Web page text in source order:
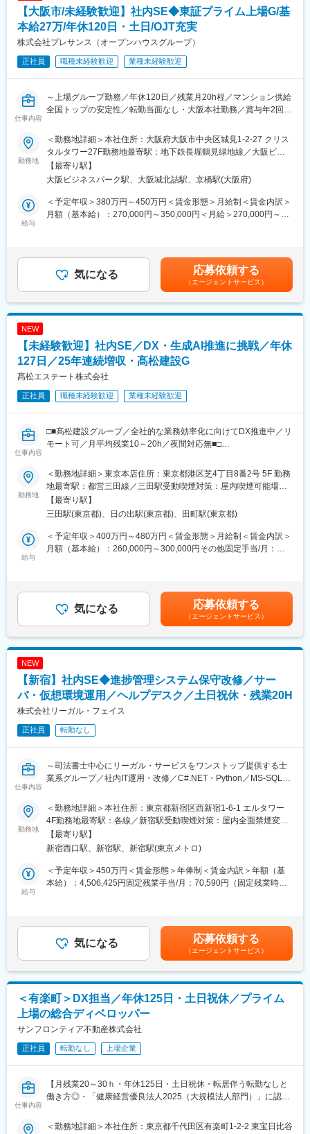
【大阪市/未経験歓迎】社内SE◆東証プライム上場G/基
本給27万/年休120日・土日/OJT充実
株式会社プレサンス（オープンハウスグループ）
正社員 職種未経験歓迎 業種未経験歓迎
仕事内容
～上場グループ勤務／年休120日／残業月20h程／マンション供給
全国トップの安定性／転勤当面なし・大阪本社勤務／賞与年2回／
■当社について
近畿圏・東海圏・首都圏を中心に自社ブランドマンション「プレ
サンスシリーズ」を展開する総合デベロッパーです。
東証プライム上場グループとして業績拡大を続ける中、社内の情
報セキュリティ強化活動を推進してくれる方を募集します。
社員からの問い合わせ対応やPC・スマートフォンの管理など、取
り組みやすい業務からスタートするので未経験でも安心です◎
＊PCやスマートフォンの初期設定、管理
＜慣れてきたら＞
サーバ・ネットワーク運用やセキュリティ対策にも携わります。
＊社内システム、クラウドサービスの運用サポート
＊情報セキュリティ対策の推進
■教育体制
OJTを通じて、問い合わせ対応やPC設定など、基本業務から習得
れます。
実務を通してシステムやネットワークの知識を身につけられる環
境です。
現在は課長代理1名、主任2名の計3名体制
└少数精鋭で、風通しが良い職場です◎
安定性、CM効果や販売実績などによる『ブランド力」、高い品質
に拘った『商品力』は業界トップクラス。
※マンション供給戸数 日本1位／近畿圏16年連続1位／東海圏14
効な提案は積極的に声をあげて下さい。社員の声を積極的に取り
入れていく環境です。
・残業20ｈ
・年休120日（土日）
・家賃補助あり
・転勤無し（キャリアアップによって打診することはございます
変更の範囲：会社の定める業務
勤務地
＜勤務地詳細＞本社住所：大阪府大阪市中央区城見1-2-27 クリス
タルタワー27F勤務地最寄駅：地下鉄長堀鶴見緑地線／大阪ビジ
ネスパーク駅受動喫煙対策：屋内全面禁煙変更の範囲：会社の定
める事業所
【最寄り駅】
大阪ビジネスパーク駅、大阪城北詰駅、京橋駅(大阪府)
給与
＜予定年収＞380万円～450万円＜賃金形態＞月給制＜賃金内訳＞
月額（基本給）：270,000円～350,000円＜月給＞270,000円～
り、選考を通じて上下する可能性があります。月給(月額)は固定手
当を含めた表記です。
気になる 応募依頼する
（エージェントサービス）
NEW
【未経験歓迎】社内SE／DX・生成AI推進に挑戦／年休
127日／25年連続増収・髙松建設G
髙松エステート株式会社
正社員 職種未経験歓迎 業種未経験歓迎
仕事内容
□■髙松建設グループ／全社的な業務効率化に向けてDX推進中／リ
モート可／月平均残業10～20h／夜間対応無■□
～25年連続増収・髙松建設Gの安定基盤～
未経験から社内SEへ挑戦できる育成ポジションです。
先輩社員によるOJTのもと、PCサポートからスタートし、将来的
にはDX推進や生成AI活用プロジェクトにも携わることができま
す。
髙松建設グループの安定基盤のもと、次世代のIT人材を育成しま
す。
■業務概要：
社内SEとして業務に携わっていただきます。
◇情報システムの構築・運用・保守
◇ネットワーク等インフラの構築・運用・保守
◇社内PC・IT機器に関するヘルプデスク対応
キルアップが可能です。
・全従業員が利用できる研修支援制度もあり、意欲に応じて知識
■魅力：
＜今まさに動いている変革プロジェクトに参画できる＞
kintoneを活用した業務システムの刷新や、生成AIの社内活用検
ジェクトが進行中です。入社後、早い段階から挑戦できる環境で
す。
理・不動産仲介・サブリース・リフォーム・保険代理店業務・介
護事業など、暮らしに密着した幅広い事業を展開しています。
設立以来、オーナー様・入居者様双方の満足度を追求し、25年連
変更の範囲：会社の定める業務
勤務地
＜勤務地詳細＞東京本店住所：東京都港区芝4丁目8番2号 5F 勤務
地最寄駅：都営三田線／三田駅受動喫煙対策：屋内喫煙可能場所
あり変更の範囲：会社の定める事業所（リモートワーク含む）
【最寄り駅】
三田駅(東京都)、日の出駅(東京都)、田町駅(東京都)
給与
＜予定年収＞400万円～480万円＜賃金形態＞月給制＜賃金内訳＞
月額（基本給）：260,000円～300,000円その他固定手当/月：
目安の金額であり、選考を通じて上下する可能性があります。月
給(月額)は固定手当を含めた表記です。
気になる 応募依頼する
（エージェントサービス）
NEW
【新宿】社内SE◆進捗管理システム保守改修／サー
バ・仮想環境運用／ヘルプデスク／土日祝休・残業20H
株式会社リーガル・フェイス
正社員 転勤なし
仕事内容
～司法書士中心にリーガル・サービスをワンストップ提供する士
業系グループ／社内IT運用・改修／C#.NET・Python／MS-SQL／
研修やOJT教育も充実～
■業務概要
司法書士法人を中心にリーガル・サービスをワンストップで行う
当社のグループ内オフィスにて、案件進捗管理システグループ内
オフィスにて、社内システムの運用管理・改修をお任せします！
案件進捗管理システムの保守・改修を中心にキッティングやアカ
【業務内容】
・社内システム（C#.NET+MS-SQL/Python（DjangoFW+MS-
・ヘルプデスク対応（社内のITトラブルサポート）
・サーバー管理
（WindowssServer+IIS/Linux((AlmaLinux++Nginx））
・仮想環境（Hyper-V/Vsphere）管理
・GoogleWorkspace/MicrosoftOfficeの運用サポート
など
■組織構成・教育体制
メインの教育担当がOJTで業務を教えてくれる環境です。
他のメンバーもサポートに入りますので、徐々にスキルアップで
勤務地
＜勤務地詳細＞本社住所：東京都新宿区西新宿1-6-1 エルタワー
4F勤務地最寄駅：各線／新宿駅受動喫煙対策：屋内全面禁煙変更
の範囲：無
【最寄り駅】
新宿西口駅、新宿駅、新宿駅(東京メトロ)
給与
＜予定年収＞450万円＜賃金形態＞年俸制＜賃金内訳＞年額（基
本給）：4,506,425円固定残業手当/月：70,590円（固定残業時間
決定します。■昇給：年1回（1月）賃金はあくまでも目安の金額
であり、選考を通じて上下する可能性があります。月給(月額)は固
定手当を含めた表記です。
気になる 応募依頼する
（エージェントサービス）
＜有楽町＞DX担当／年休125日・土日祝休／プライム
上場の総合ディベロッパー
サンフロンティア不動産株式会社
正社員 転勤なし 上場企業
仕事内容
【月残業20～30ｈ・年休125日・土日祝休・転居伴う転勤なしと
働き方◎・「健康経営優良法人2025（大規模法人部門）」に認定
福利厚生充実／幅広いキャリアパスあり／東証プライム上場の総
＜勤務地詳細＞本社住所：東京都千代田区有楽町1-2-2 東宝日比谷